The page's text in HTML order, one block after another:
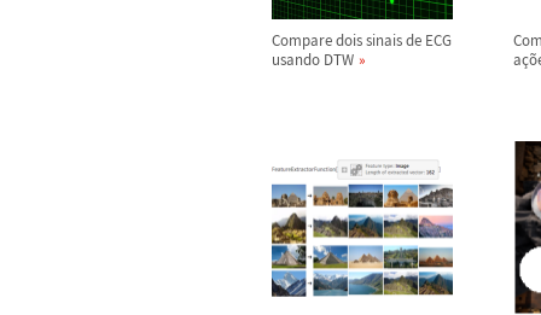
Compare dois sinais de ECG
usando DTW
açõ